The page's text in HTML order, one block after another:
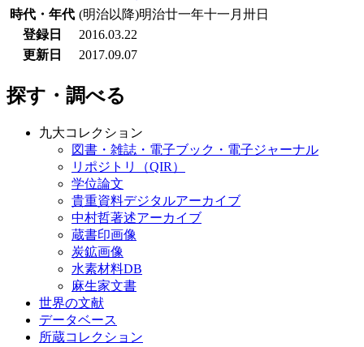
時代・年代 (明治以降)明治廿一年十一月卅日
登録日
2016.03.22
更新日
2017.09.07
探す・調べる
九大コレクション
図書・雑誌・電子ブック・電子ジャーナル
リポジトリ（QIR）
学位論文
貴重資料デジタルアーカイブ
中村哲著述アーカイブ
蔵書印画像
炭鉱画像
水素材料DB
麻生家文書
世界の文献
データベース
所蔵コレクション